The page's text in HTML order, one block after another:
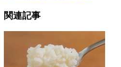
関連記事